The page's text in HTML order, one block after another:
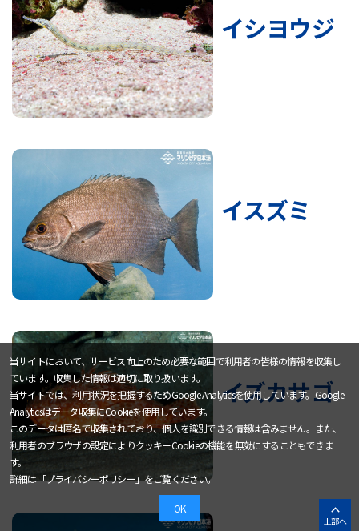
イシヨウジ
イスズミ
イズカサゴ
上部へ
当サイトにおいて、サービス向上のため必要な範囲で利用者の皆様の情報を収集し
ています。収集した情報は適切に取り扱います。
当サイトでは、利用状況を把握するためGoogle Analyticsを使用しています。Google
Analyticsはデータ収集にCookieを使用しています。
このデータは匿名で収集されており、個人を識別できる情報は含みません。また、
利用者のブラウザの設定によりクッキーCookieの機能を無効にすることもできま
す。
詳細は「プライバシーポリシー」をご覧ください。
OK